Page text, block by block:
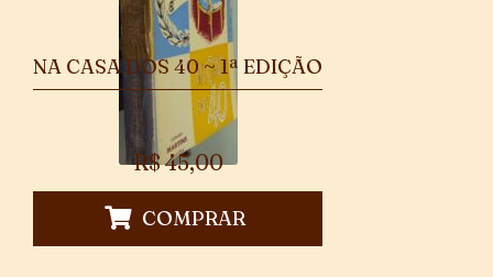
NA CASA DOS 40 ~ 1ª EDIÇÃO
R$45,00
COMPRAR